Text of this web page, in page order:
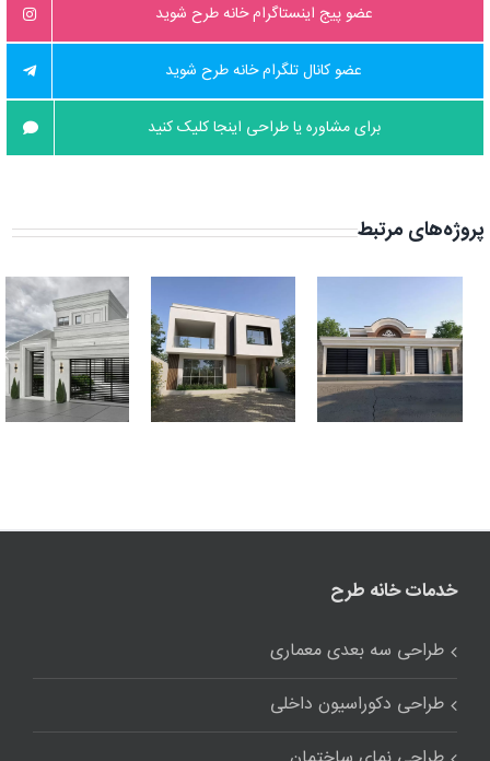
عضو پیج اینستاگرام خانه طرح شوید
عضو کانال تلگرام خانه طرح شوید
برای مشاوره یا طراحی اینجا کلیک کنید
پروژه‌های مرتبط
نمای ساختمان
یک طبقه
نئوکلاسیک
اصفهان
نمای خانه
دوبلکس ساده
ایرانی در اصفهان
خدمات خانه طرح
طراحی سه بعدی معماری
طراحی دکوراسیون داخلی